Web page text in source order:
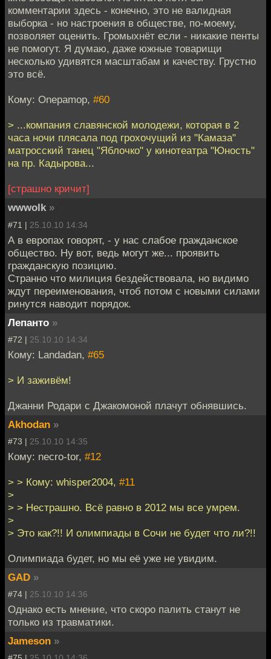
комментарии здесь - конечно, это не валидная
выборка - но настроения в обществе, по-моему,
позволяет оценить. Громыхнёт если - никакие пенты
не помогут. Я думаю, даже южные товарищи
несколько удивятся масштабам и качеству. Грустно
это всё.
Кому: Onepamop, #60
> ...компания славянской молодежи, которая в 2
часа ночи плясала под грохочущий из "Камаза"
матросский танец "Яблочко" у кинотеатра "Юность"
на пр. Кадырова...
[страшно кричит]
wwwolk »
#71 | 25.10.10 14:34
А в европах говорят, - у нас слабое гражданское
общество. Ну вот, ведь могут же... проявить
гражданскую позицию.
Странно что милиция бездействовала, но видимо
ждут переименования, чтоб потом с новыми силами
ринутся наводит порядок.
Лепанто »
#72 | 25.10.10 14:34
Кому: Landadan, #65
> И заживём!
Джанни Родари с Джакомоной плачут обнявшись.
Akhodan »
#73 | 25.10.10 14:35
Кому: necro-tor, #12
> > Кому: whisper2004, #11
>
> > Нестрашно. Всё равно в 2012 мы все умрем.
>
> Это как?!! И олимпиады в Сочи не будет что ли?!!
Олимпиада будет, но мы её уже не увидим.
GAD »
#74 | 25.10.10 14:36
Однако есть мнение, что скоро палить станут не
только из травматики.
Jameson »